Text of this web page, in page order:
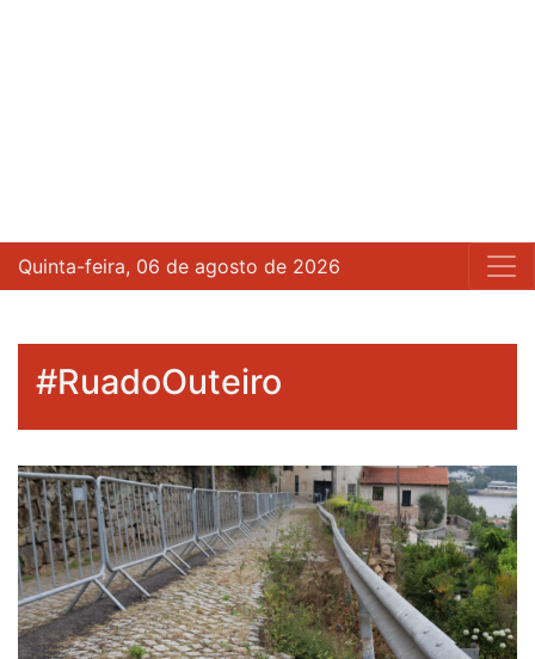
Quinta-feira, 06 de agosto de 2026
#RuadoOuteiro